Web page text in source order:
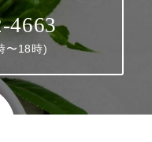
4663
〜18時)